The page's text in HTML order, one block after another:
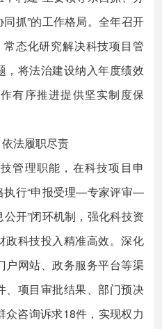
抓”的工作格局。全年召开
态化研究解决科技项目管
，将法治建设纳入年度绩效
有序推进提供坚实制度保
法履职尽责
理职能，在科技项目申
执行“申报受理—专家评审—
开”闭环机制，强化科技资
政科技投入精准高效。深化
户网站、政务服务平台等渠
、项目审批结果、部门预决
咨询诉求18件，实现权力